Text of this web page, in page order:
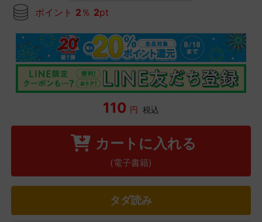
ポイント 2 ％ 2pt
110 円 税込
カートに入れる
(電子書籍)
タダ読み